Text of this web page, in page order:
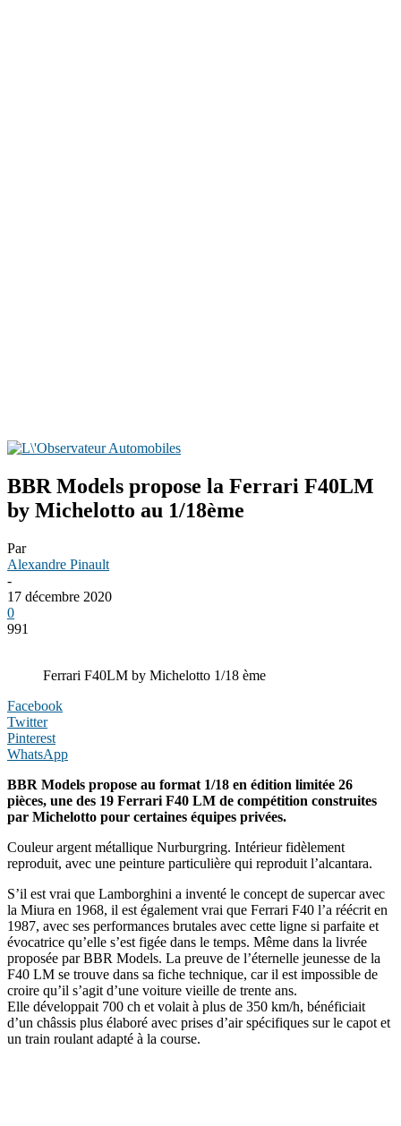
BBR Models propose la Ferrari F40LM
by Michelotto au 1/18ème
Par
Alexandre Pinault
-
17 décembre 2020
0
991
Ferrari F40LM by Michelotto 1/18 ème
Facebook
Twitter
Pinterest
WhatsApp
BBR Models propose au format 1/18 en édition limitée 26
pièces, une des 19 Ferrari F40 LM de compétition construites
par Michelotto pour certaines équipes privées.
Couleur argent métallique Nurburgring. Intérieur fidèlement
reproduit, avec une peinture particulière qui reproduit l’alcantara.
S’il est vrai que Lamborghini a inventé le concept de supercar avec
la Miura en 1968, il est également vrai que Ferrari F40 l’a réécrit en
1987, avec ses performances brutales avec cette ligne si parfaite et
évocatrice qu’elle s’est figée dans le temps. Même dans la livrée
proposée par BBR Models. La preuve de l’éternelle jeunesse de la
F40 LM se trouve dans sa fiche technique, car il est impossible de
croire qu’il s’agit d’une voiture vieille de trente ans.
Elle développait 700 ch et volait à plus de 350 km/h, bénéficiait
d’un châssis plus élaboré avec prises d’air spécifiques sur le capot et
un train roulant adapté à la course.